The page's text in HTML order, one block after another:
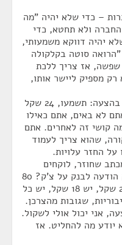
– כדי שלא יהיה "מה
ולא תחטא, כדי
יהיה דווקא משמעותי,
סוטה בקלקולה
שפשה, אז צריך ללכת
מספיק ליישר אותו,
נגיד לא הבנו, אבל אם הייתם באים בהצעה: תשמעו, 24 שקל
אבל אתם לא באים, אתם כאילו
קושי זה לאחרים. אתם
שהוא צריך לעמוד
על החזר עלויות.
שחוזר, לוקחים
סכומים מאוד גדולים. כמה עולה רק הודעה לבנק על צ'ק? 80
שקל. על מכתב שאתה חייב – יש 24 שקל, יש 18 שקל, יש כל
שגובות מהצרכן.
אני יכול אולי לשקול.
יודע מה להחליט. אז